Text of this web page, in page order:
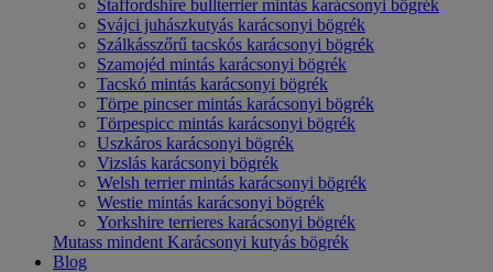
Staffordshire bullterrier mintás karácsonyi bögrék
Svájci juhászkutyás karácsonyi bögrék
Szálkásszőrű tacskós karácsonyi bögrék
Szamojéd mintás karácsonyi bögrék
Tacskó mintás karácsonyi bögrék
Törpe pincser mintás karácsonyi bögrék
Törpespicc mintás karácsonyi bögrék
Uszkáros karácsonyi bögrék
Vizslás karácsonyi bögrék
Welsh terrier mintás karácsonyi bögrék
Westie mintás karácsonyi bögrék
Yorkshire terrieres karácsonyi bögrék
Mutass mindent Karácsonyi kutyás bögrék
Blog